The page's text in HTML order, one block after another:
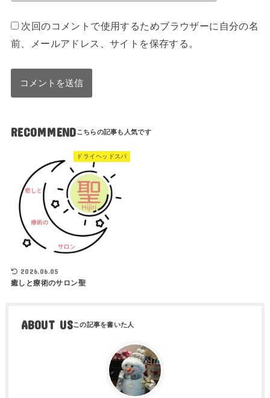
次回のコメントで使用するためブラウザーに自分の名
前、メールアドレス、サイトを保存する。
RECOMMEND
ドライヘッドスパ
2026.06.05
癒しと療術のサロン聖
ABOUT US